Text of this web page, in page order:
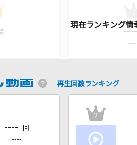
----
再生回数ランキング
---- 回
----
2